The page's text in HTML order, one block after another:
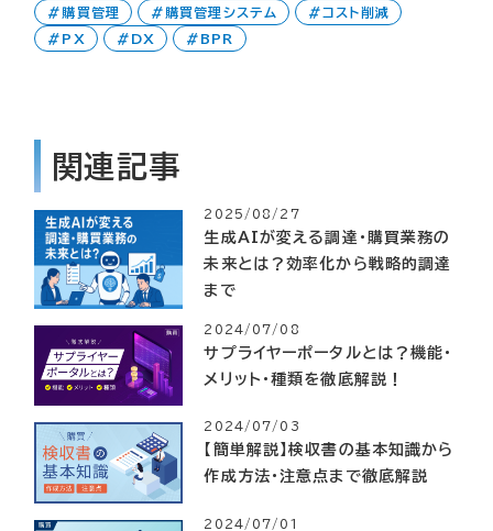
購買管理 購買管理システム
コスト削減
PX
DX BPR
関連記事
2025/08/27
生成AIが変える調達・購買業務の
未来とは？効率化から戦略的調達
まで
2024/07/08
サプライヤーポータルとは？機能・
メリット・種類を徹底解説！
2024/07/03
【簡単解説】検収書の基本知識から
作成方法・注意点まで徹底解説
2024/07/01